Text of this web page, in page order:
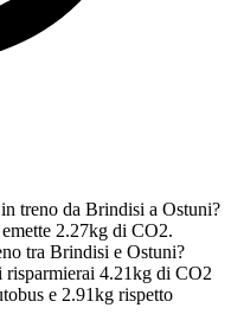
treno da Brindisi a Ostuni?
2.27kg di CO2.
tra Brindisi e Ostuni?
4.21kg di CO2
e 2.91kg rispetto